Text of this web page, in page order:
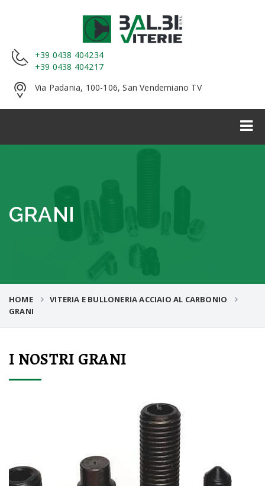
+39 0438 404234
+39 0438 404217
Via Padania, 100-106, San Vendemiano TV
GRANI
HOME
VITERIA E BULLONERIA ACCIAIO AL CARBONIO
GRANI
I NOSTRI GRANI